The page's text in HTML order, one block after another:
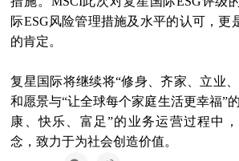
际ESG风险管理措施及水平的认可，更
的肯定。
复星国际将继续将“修身、齐家、立业
和愿景与“让全球每个家庭生活更幸福”
康、快乐、富足”的业务运营过程中
念，致力于为社会创造价值。